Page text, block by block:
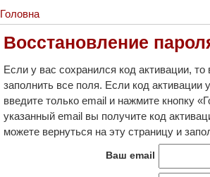
Головна
Восстановление
Если у вас сохранился код активации,
заполнить все поля. Если код активации
введите только email и нажмите кнопку
указанный email вы получите код
можете вернуться на эту страницу и
Ваш email